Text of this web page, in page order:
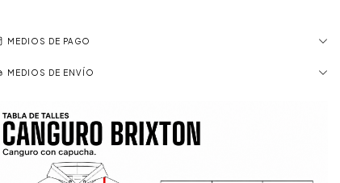
MEDIOS DE PAGO
MEDIOS DE ENVÍO